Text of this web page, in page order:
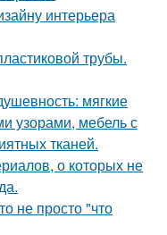
интерьера
трубы.
мягкие
узорами, мебель с
тканей.
о которых не
не просто "что